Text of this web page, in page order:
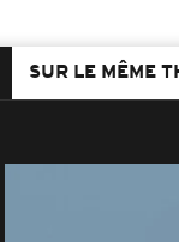
SUR LE MÊME